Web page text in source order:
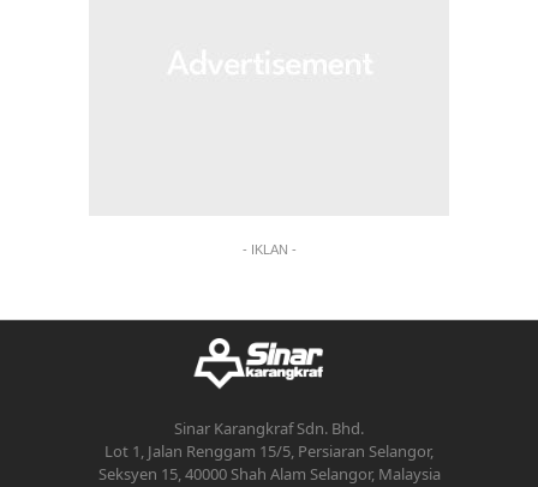
- IKLAN -
Sinar Karangkraf Sdn. Bhd.
Lot 1, Jalan Renggam 15/5, Persiaran Selangor,
Seksyen 15, 40000 Shah Alam Selangor, Malaysia